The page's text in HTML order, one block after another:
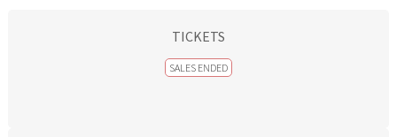
TICKETS
SALES ENDED